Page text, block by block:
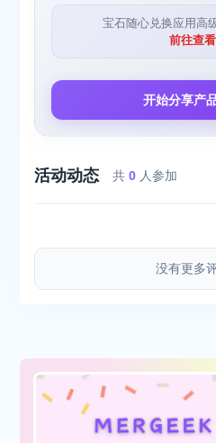
宝石随心兑换应用高
前往查
开始分享产
活动动态 共0 人参加
没有更多